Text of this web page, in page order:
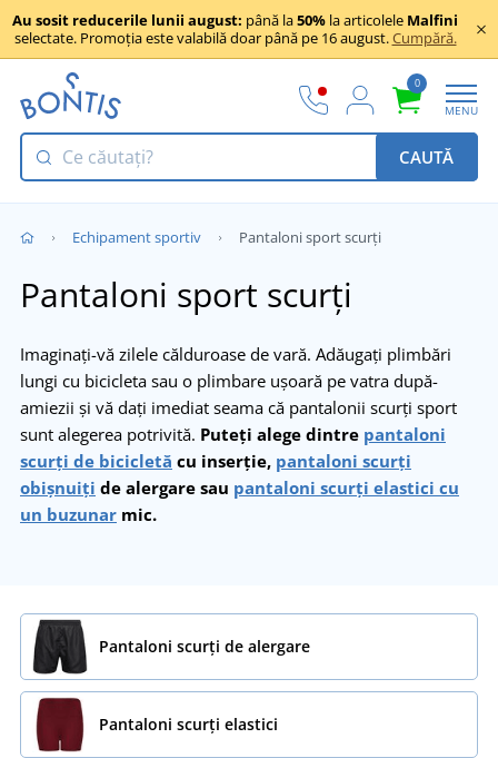
Au sosit reducerile lunii august: până la50% la articolele Malfini
selectate. Promoția este valabilă doar până pe 16 august.Cumpără.
0
MENU
CAUTĂ
Echipament sportiv Pantaloni sport scurți
Pantaloni sport scurți
Imaginați-vă zilele călduroase de vară. Adăugați plimbări
lungi cu bicicleta sau o plimbare ușoară pe vatra după-
amiezii și vă dați imediat seama că pantalonii scurți sport
sunt alegerea potrivită. Puteți alege dintre pantaloni
scurți de bicicletă cu inserție, pantaloni scurți
obișnuiți de alergare sau pantaloni scurți elastici cu
un buzunar mic.
Pantaloni scurți de alergare
Pantaloni scurți elastici